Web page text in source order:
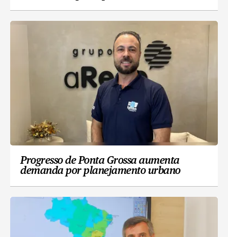
Progresso de Ponta Grossa aumenta
demanda por planejamento urbano